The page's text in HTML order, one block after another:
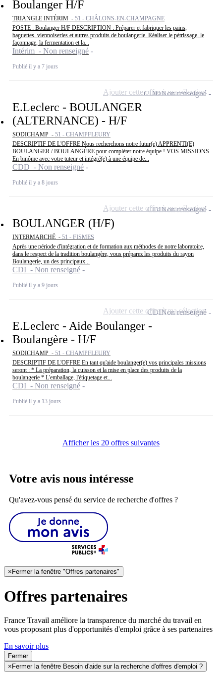
Boulanger H/F
TRIANGLE INTÉRIM - 51 - CHÂLONS-EN-CHAMPAGNE
POSTE : Boulanger H/F DESCRIPTION : Préparer et fabriquer les pains,
baguettes, viennoiseries et autres produits de boulangerie. Réaliser le pétrissage, le
façonnage, la fermentation et la...
Intérim - Non renseigné
Publié il y a 7 jours
E.Leclerc - BOULANGER
(ALTERNANCE) - H/F
SODICHAMP - 51 - CHAMPFLEURY
DESCRIPTIF DE L'OFFRE Nous recherchons notre futur(e) APPRENTI(E)
BOULANGER / BOULANGÈRE pour compléter notre équipe ! VOS MISSIONS
En binôme avec votre tuteur et intégré(e) à une équipe de...
CDD - Non renseigné
Publié il y a 8 jours
CDDNon renseigné
Ajouter cette offre à ma sélection
BOULANGER (H/F)
INTERMARCHÉ - 51 - FISMES
Après une période d'intégration et de formation aux méthodes de notre laboratoire,
dans le respect de la tradition boulangère, vous préparez les produits du rayon
Boulangerie, un des principaux...
CDI - Non renseigné
Publié il y a 9 jours
CDINon renseigné
Ajouter cette offre à ma sélection
E.Leclerc - Aide Boulanger -
Boulangère - H/F
SODICHAMP - 51 - CHAMPFLEURY
DESCRIPTIF DE L'OFFRE En tant qu'aide boulanger(e) vos principales missions
seront : * La préparation, la cuisson et la mise en place des produits de la
boulangerie * L'emballage, l'étiquetage et...
CDI - Non renseigné
Publié il y a 13 jours
CDINon renseigné
Ajouter cette offre à ma sélection
Afficher les 20 offres suivantes
Votre avis nous intéresse
Qu'avez-vous pensé du service de recherche d'offres ?
×Fermer la fenêtre "Offres partenaires"
Offres partenaires
France Travail améliore la transparence du marché du travail en
vous proposant plus d'opportunités d'emploi grâce à ses partenaires
En savoir plus
Fermer
× Fermer la fenêtre Besoin d'aide sur la recherche d'offres d'emploi ?